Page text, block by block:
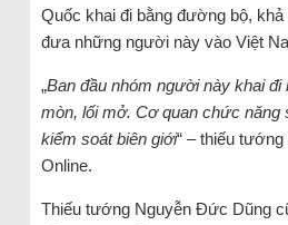
Quốc khai đi bằng đường bộ,
đưa những người này vào Việt
„Ban đầu nhóm người này khai
mòn, lối mở. Cơ quan chức năng
kiểm soát biên giới“ – thiếu
Online.
Thiếu tướng Nguyễn Đức Dũng